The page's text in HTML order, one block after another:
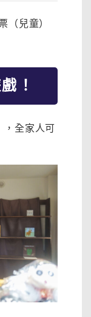
（兒童）
！
，全家人可